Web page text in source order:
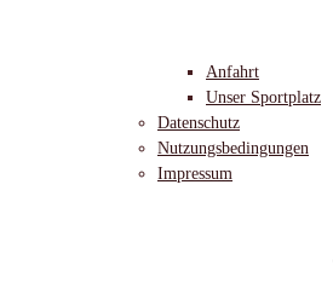
Anfahrt
Unser Sportplatz
Datenschutz
Nutzungsbedingungen
Impressum